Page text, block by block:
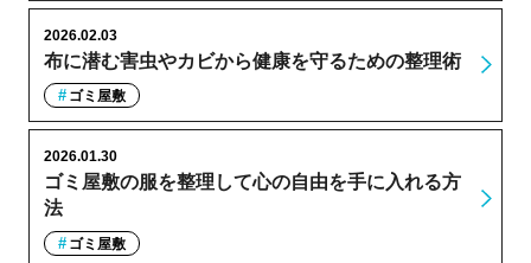
布に潜む害虫やカビから健康を守るための整理術
2026.02.03
ゴミ屋敷
ゴミ屋敷の服を整理して心の自由を手に入れる方
法
2026.01.30
ゴミ屋敷